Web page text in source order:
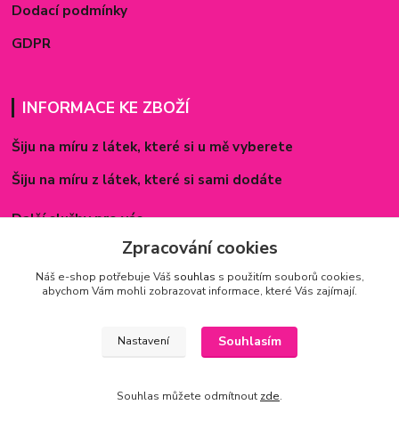
Dodací podmínky
GDPR
INFORMACE KE ZBOŽÍ
Šiju na míru z látek, které si u mě vyberete
Šiju na míru z látek, které si sami dodáte
Další služby pro vás
Způsoby zapínání povlečení
Rozměry prostěradel
Zpracování cookies
Náš e-shop potřebuje Váš souhlas s použitím souborů cookies,
abychom Vám mohli zobrazovat informace, které Vás zajímají.
Nastavení Souhlasím
Souhlas můžete odmítnout zde.